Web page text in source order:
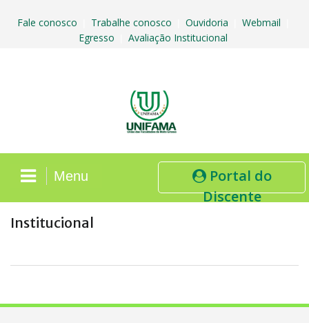
Fale conosco Trabalhe conosco Ouvidoria Webmail
Egresso Avaliação Institucional
Portal do
Discente
Menu
Institucional